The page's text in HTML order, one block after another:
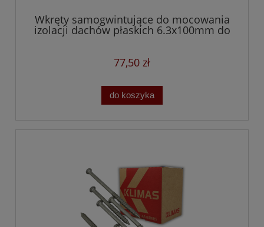
Wkręty samogwintujące do mocowania
izolacji dachów płaskich 6.3x100mm do
betonu i drewna
77,50 zł
do koszyka